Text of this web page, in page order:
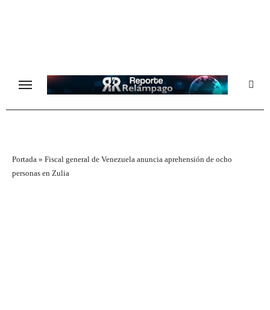
Portada» Fiscal general de Venezuela anuncia aprehensión de ocho
personas en Zulia